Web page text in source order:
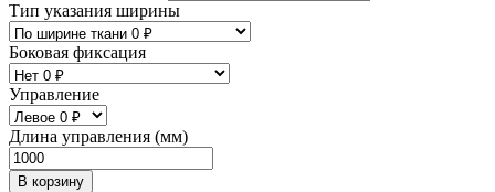
Тип указания ширины
Боковая фиксация
Управление
Длина управления (мм)
В корзину